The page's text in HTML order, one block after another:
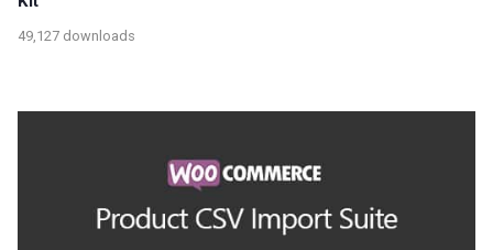
49,127 downloads